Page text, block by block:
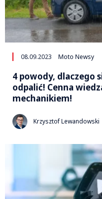
08.09.2023 Moto Newsy
4 powody, dlaczego
odpalić! Cenna
mechanikiem!
Krzysztof Lewandowski